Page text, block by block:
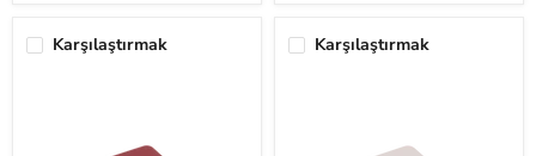
Karşılaştırmak Karşılaştırmak